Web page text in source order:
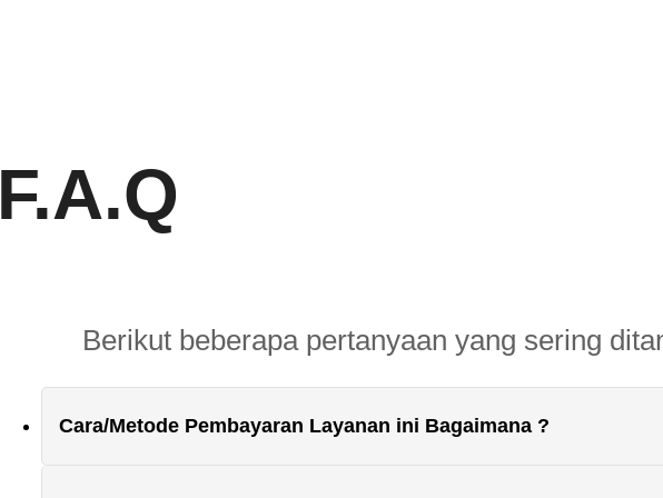
F.A.Q
Berikut beberapa pertanyaan yang sering
Cara/Metode Pembayaran Layanan ini Bagaimana ?